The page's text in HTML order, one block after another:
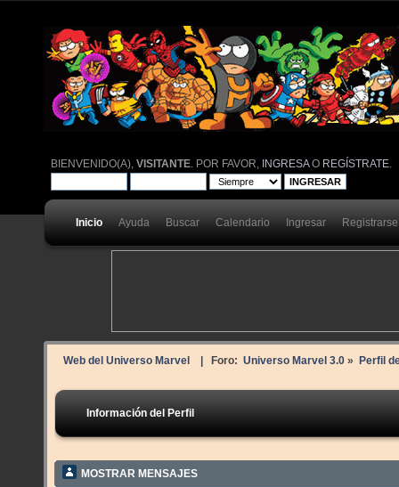
BIENVENIDO(A),VISITANTE . POR FAVOR, INGRESAO REGÍSTRATE
Inicio Ayuda Buscar Calendario Ingresar Registrarse
Web del Universo Marvel | Foro: Universo Marvel 3.0» Perfil
Información del Perfil
MOSTRAR MENSAJES